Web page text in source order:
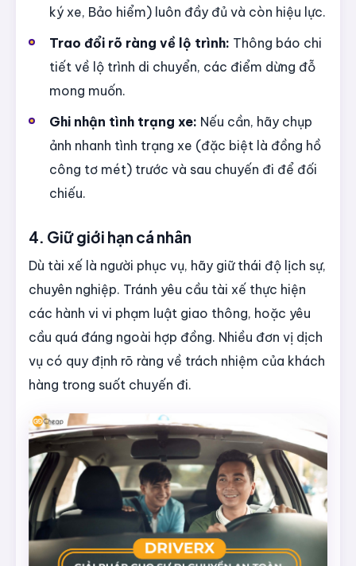
ký xe, Bảo hiểm) luôn đầy đủ và còn hiệu lực.
Trao đổi rõ ràng về lộ trình: Thông báo chi
tiết về lộ trình di chuyển, các điểm dừng đỗ
mong muốn.
Ghi nhận tình trạng xe: Nếu cần, hãy chụp
ảnh nhanh tình trạng xe (đặc biệt là đồng hồ
công tơ mét) trước và sau chuyến đi để đối
chiếu.
4. Giữ giới hạn cá nhân
Dù tài xế là người phục vụ, hãy giữ thái độ lịch sự,
chuyên nghiệp. Tránh yêu cầu tài xế thực hiện
các hành vi vi phạm luật giao thông, hoặc yêu
cầu quá đáng ngoài hợp đồng. Nhiều đơn vị dịch
vụ có quy định rõ ràng về trách nhiệm của khách
hàng trong suốt chuyến đi.